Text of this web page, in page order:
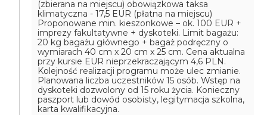
(zbierana na miejscu) obowiązkowa taksa
klimatyczna - 17,5 EUR (płatna na miejscu)
Proponowane min. kieszonkowe – ok. 100 EUR +
imprezy fakultatywne + dyskoteki. Limit bagażu:
20 kg bagażu głównego + bagaż podręczny o
wymiarach 40 cm x 20 cm x 25 cm. Cena aktualna
przy kursie EUR nieprzekraczającym 4,6 PLN.
Kolejność realizacji programu może ulec zmianie.
Planowana liczba uczestników 15 osób. Wstęp na
dyskoteki dozwolony od 15 roku życia. Konieczny
paszport lub dowód osobisty, legitymacja szkolna,
karta kwalifikacyjna.